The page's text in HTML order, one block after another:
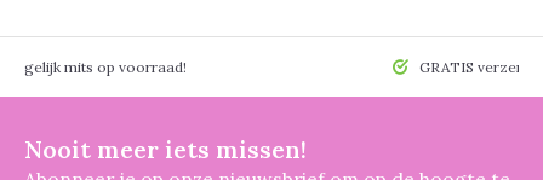
mits op voorraad! GRATIS
Nooit meer iets missen!